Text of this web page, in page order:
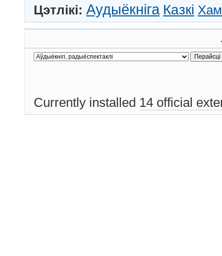
Цэтлікі: Аудыёкніга Казкі
Currently installed 14 official